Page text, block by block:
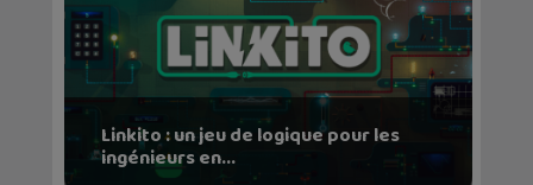
Linkito : un jeu de logique pour les
ingénieurs en...